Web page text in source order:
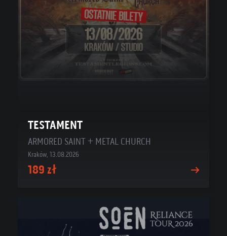
TESTAMENT
ARMORED SAINT + METAL CHURCH
Kraków, 13.08.2026
189 zł